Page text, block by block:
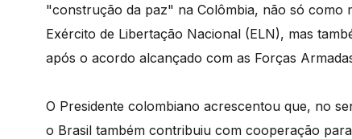
"construção da paz" na Colômbia, não só como
Exército de Libertação Nacional (ELN), mas
após o acordo alcançado com as Forças
O Presidente colombiano acrescentou que, no
o Brasil também contribuiu com cooperação